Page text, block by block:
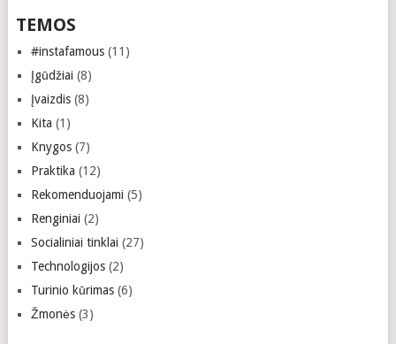
TEMOS
#instafamous(11)
Įgūdžiai (8)
Įvaizdis(8)
Kita (1)
Knygos(7)
Praktika (12)
Rekomenduojami (5)
Renginiai (2)
Socialiniai tinklai (27)
Technologijos(2)
Turinio kūrimas(6)
Žmonės(3)